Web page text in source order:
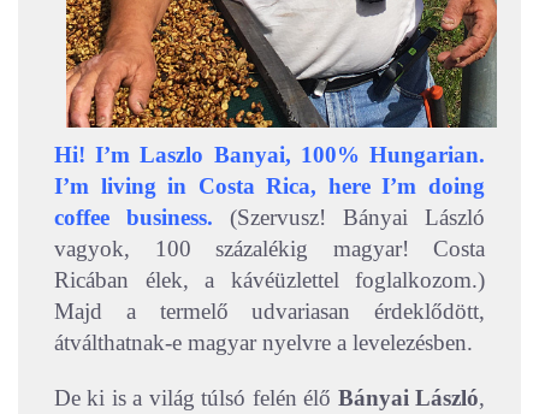
Hi! I’m Laszlo Banyai, 100% Hungarian.
I’m living in Costa Rica, here I’m doing
coffee business. (Szervusz! Bányai László
vagyok, 100 százalékig magyar! Costa
Ricában élek, a kávéüzlettel foglalkozom.)
Majd a termelő udvariasan érdeklődött,
átválthatnak-e magyar nyelvre a levelezésben.
De ki is a világ túlsó felén élő Bányai László,